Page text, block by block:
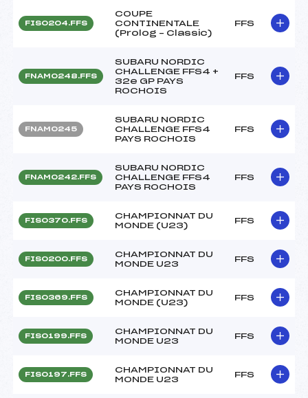
FIS0204.FFS
COUPE
CONTINENTALE
(Prolog – Classic)
FFS
FNAM0248.FFS
SUBARU NORDIC
CHALLENGE FFS4 +
32e GP PAYS
ROCHOIS
FFS
FNAM0245
SUBARU NORDIC
CHALLENGE FFS4
PAYS ROCHOIS
FFS
FNAM0242.FFS
SUBARU NORDIC
CHALLENGE FFS4
PAYS ROCHOIS
FFS
FIS0370.FFS
CHAMPIONNAT DU
MONDE (U23)
FFS
FIS0200.FFS
CHAMPIONNAT DU
MONDE U23
FFS
FIS0369.FFS
CHAMPIONNAT DU
MONDE (U23)
FFS
FIS0199.FFS
CHAMPIONNAT DU
MONDE U23
FFS
FIS0197.FFS
CHAMPIONNAT DU
MONDE U23
FFS